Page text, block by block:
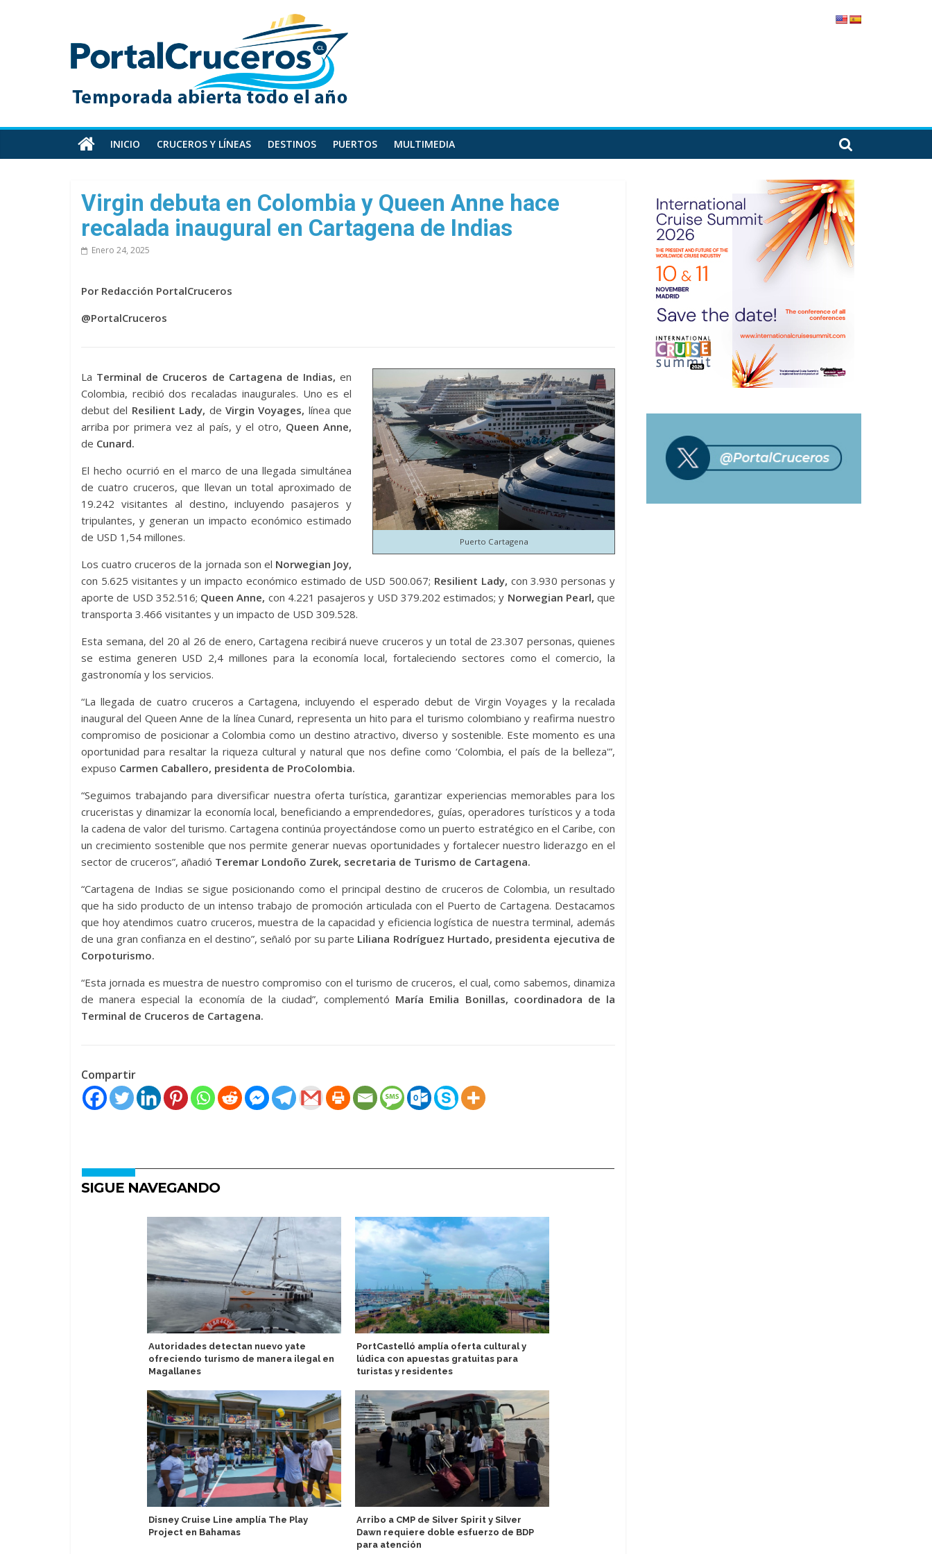
PortalCruceros
Toda
información
cruceros
en
un
sitio
INICIO CRUCEROS Y LÍNEAS DESTINOS PUERTOS MULTIMEDIA
Virgin debuta en Colombia y Queen Anne hace
recalada inaugural en Cartagena de Indias
Enero 24, 2025
Por Redacción PortalCruceros
@PortalCruceros
Puerto Cartagena
La Terminal de Cruceros de Cartagena de Indias, en
Colombia, recibió dos recaladas inaugurales. Uno es el
debut del Resilient Lady, de Virgin Voyages, línea que
arriba por primera vez al país, y el otro, Queen Anne,
de Cunard.
El hecho ocurrió en el marco de una llegada simultánea
de cuatro cruceros, que llevan un total aproximado de
19.242 visitantes al destino, incluyendo pasajeros y
tripulantes, y generan un impacto económico estimado
de USD 1,54 millones.
Los cuatro cruceros de la jornada son el Norwegian Joy,
con 5.625 visitantes y un impacto económico estimado de USD 500.067; Resilient Lady, con 3.930 personas y
aporte de USD 352.516; Queen Anne, con 4.221 pasajeros y USD 379.202 estimados; y Norwegian Pearl, que
transporta 3.466 visitantes y un impacto de USD 309.528.
Esta semana, del 20 al 26 de enero, Cartagena recibirá nueve cruceros y un total de 23.307 personas, quienes
se estima generen USD 2,4 millones para la economía local, fortaleciendo sectores como el comercio, la
gastronomía y los servicios.
“La llegada de cuatro cruceros a Cartagena, incluyendo el esperado debut de Virgin Voyages y la recalada
inaugural del Queen Anne de la línea Cunard, representa un hito para el turismo colombiano y reafirma nuestro
compromiso de posicionar a Colombia como un destino atractivo, diverso y sostenible. Este momento es una
oportunidad para resaltar la riqueza cultural y natural que nos define como ‘Colombia, el país de la belleza'”,
expuso Carmen Caballero, presidenta de ProColombia.
“Seguimos trabajando para diversificar nuestra oferta turística, garantizar experiencias memorables para los
cruceristas y dinamizar la economía local, beneficiando a emprendedores, guías, operadores turísticos y a toda
la cadena de valor del turismo. Cartagena continúa proyectándose como un puerto estratégico en el Caribe, con
un crecimiento sostenible que nos permite generar nuevas oportunidades y fortalecer nuestro liderazgo en el
sector de cruceros”, añadió Teremar Londoño Zurek, secretaria de Turismo de Cartagena.
“Cartagena de Indias se sigue posicionando como el principal destino de cruceros de Colombia, un resultado
que ha sido producto de un intenso trabajo de promoción articulada con el Puerto de Cartagena. Destacamos
que hoy atendimos cuatro cruceros, muestra de la capacidad y eficiencia logística de nuestra terminal, además
de una gran confianza en el destino”, señaló por su parte Liliana Rodríguez Hurtado, presidenta ejecutiva de
Corpoturismo.
“Esta jornada es muestra de nuestro compromiso con el turismo de cruceros, el cual, como sabemos, dinamiza
de manera especial la economía de la ciudad”, complementó María Emilia Bonillas, coordinadora de la
Terminal de Cruceros de Cartagena.
Compartir
SIGUE NAVEGANDO
Autoridades detectan nuevo yate
ofreciendo turismo de manera ilegal en
Magallanes
Disney Cruise Line amplía The Play
Project en Bahamas
PortCastelló amplía oferta cultural y
lúdica con apuestas gratuitas para
turistas y residentes
Arribo a CMP de Silver Spirit y Silver
Dawn requiere doble esfuerzo de BDP
para atención